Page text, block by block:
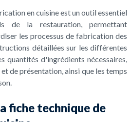
en cuisine est un outil essentiel
de la restauration, permettant
les processus de fabrication des
détaillées sur les différentes
quantités d'ingrédients nécessaires,
de présentation, ainsi que les temps
fiche technique de